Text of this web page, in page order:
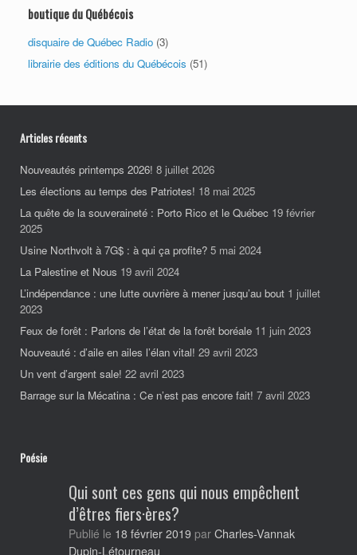
boutique du Québécois
disquaire de Québec Radio (3)
librairie des éditions du Québécois (51)
Articles récents
Nouveautés printemps 2026! 8 juillet 2026
Les élections au temps des Patriotes! 18 mai 2025
La quête de la souveraineté : Porto Rico et le Québec 19 février
2025
Usine Northvolt à 7G$ : à qui ça profite? 5 mai 2024
La Palestine et Nous 19 avril 2024
L’indépendance : une lutte ouvrière à mener jusqu’au bout 1 juillet
2023
Feux de forêt : Parlons de l’état de la forêt boréale 11 juin 2023
Nouveauté : d’aile en ailes l’élan vital! 29 avril 2023
Un vent d’argent sale! 22 avril 2023
Barrage sur la Mécatina : Ce n’est pas encore fait! 7 avril 2023
Poésie
Qui sont ces gens qui nous empêchent
d’êtres fiers·ères?
Publié le 18 février 2019 par Charles-Vannak
Dupin-Létourneau